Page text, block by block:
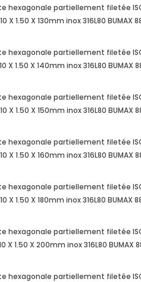
hexagonale partiellement filetée
X 1.50 X 130mm inox 316L80 BUMAX
hexagonale partiellement filetée
X 1.50 X 140mm inox 316L80 BUMAX
hexagonale partiellement filetée
X 1.50 X 150mm inox 316L80 BUMAX
hexagonale partiellement filetée
X 1.50 X 160mm inox 316L80 BUMAX
hexagonale partiellement filetée
X 1.50 X 180mm inox 316L80 BUMAX
hexagonale partiellement filetée
X 1.50 X 200mm inox 316L80 BUMAX
hexagonale partiellement filetée